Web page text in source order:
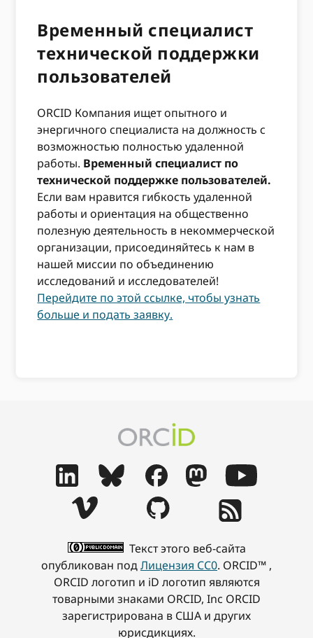
Временный специалист
технической поддержки
пользователей
ORCID Компания ищет опытного и
энергичного специалиста на должность с
возможностью полностью удаленной
работы. Временный специалист по
технической поддержке пользователей.
Если вам нравится гибкость удаленной
работы и ориентация на общественно
полезную деятельность в некоммерческой
организации, присоединяйтесь к нам в
нашей миссии по объединению
исследований и исследователей!
Перейдите по этой ссылке, чтобы узнать
больше и подать заявку.
Текст этого веб-сайта
опубликован подЛицензия CC0. ORCID™ ,
ORCID логотип и iD логотип являются
товарными знаками ORCID, Inc ORCID
зарегистрирована в США и других
юрисдикциях.